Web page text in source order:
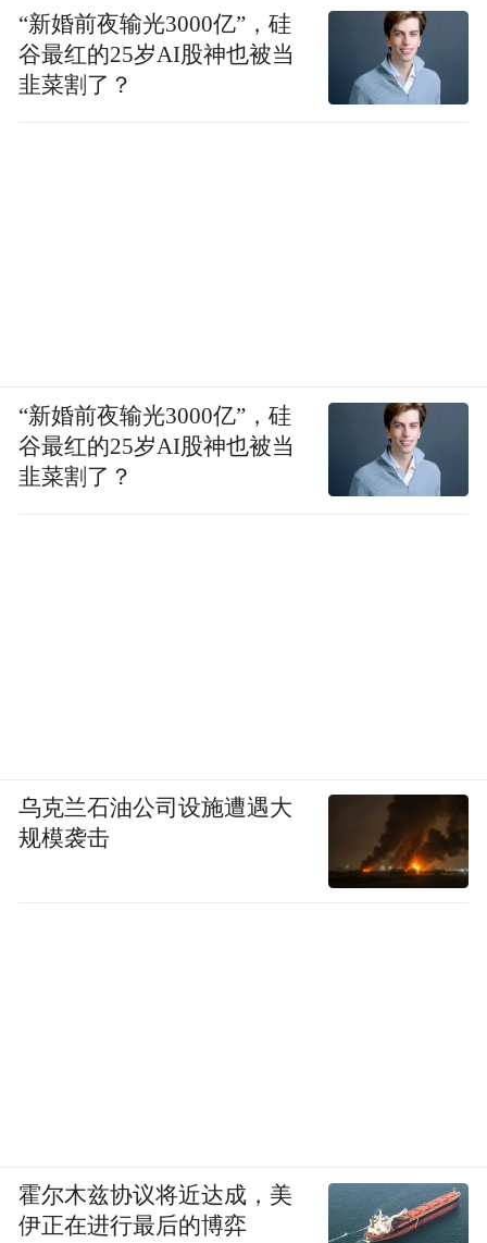
“新婚前夜输光3000亿”，硅
谷最红的25岁AI股神也被当
韭菜割了？
“新婚前夜输光3000亿”，硅
谷最红的25岁AI股神也被当
韭菜割了？
乌克兰石油公司设施遭遇大
规模袭击
霍尔木兹协议将近达成，美
伊正在进行最后的博弈